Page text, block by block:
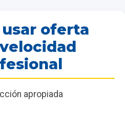
oferta
apropiada